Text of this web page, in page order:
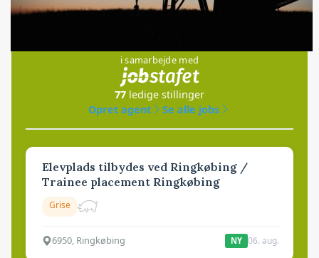
i samarbejde med
77 ledige stillinger
Opret agent
Se alle jobs
Elevplads tilbydes ved Ringkøbing /
Trainee placement Ringkøbing
Grise
6950, Ringkøbing NY 06. aug.